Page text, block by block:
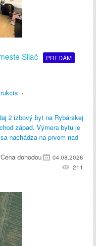
Sliač PREDÁM
2 izbový byt na Rybárskej
západ. Výmera bytu je
nachádza na prvom nad
Cena dohodou
04.08.2026
211